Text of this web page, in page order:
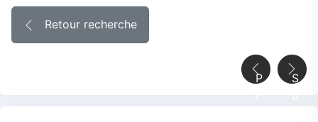
Retour recherche
S
P